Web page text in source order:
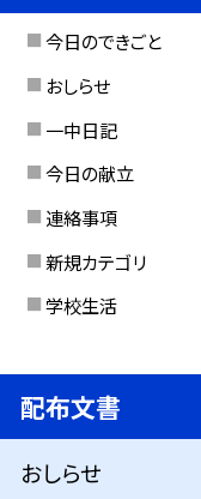
今日のできごと
おしらせ
一中日記
今日の献立
連絡事項
新規カテゴリ
学校生活
配布文書
おしらせ